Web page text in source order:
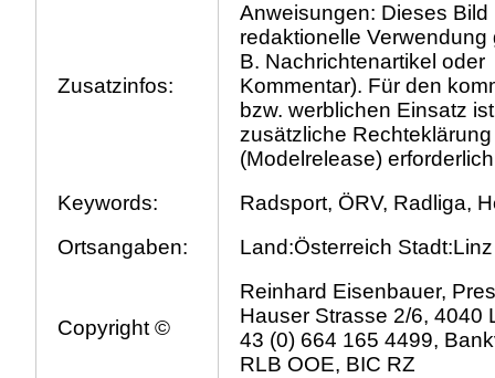
Zusatzinfos:
Anweisungen: Dieses Bild
redaktionelle Verwendung
B. Nachrichtenartikel oder
Kommentar). Für den
bzw. werblichen Einsatz
zusätzliche Rechteklärung
(Modelrelease)
Keywords:
Radsport, ÖRV, Radliga,
Ortsangaben:
Land:Österreich Stadt:Linz
Copyright ©
Reinhard Eisenbauer,
Hauser Strasse 2/6, 4040
43 (0) 664 165 4499,
RLB OOE, BIC RZ